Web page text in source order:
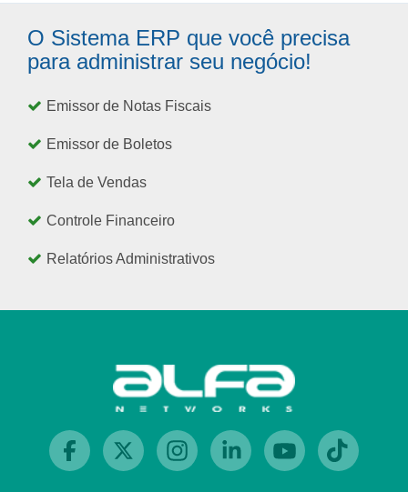
O Sistema ERP que você precisa
para administrar seu negócio!
Emissor de Notas Fiscais
Emissor de Boletos
Tela de Vendas
Controle Financeiro
Relatórios Administrativos